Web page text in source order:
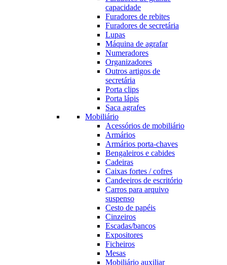
capacidade
Furadores de rebites
Furadores de secretária
Lupas
Máquina de agrafar
Numeradores
Organizadores
Outros artigos de
secretária
Porta clips
Porta lápis
Saca agrafes
Mobiliário
Acessórios de mobiliário
Armários
Armários porta-chaves
Bengaleiros e cabides
Cadeiras
Caixas fortes / cofres
Candeeiros de escritório
Carros para arquivo
suspenso
Cesto de papéis
Cinzeiros
Escadas/bancos
Expositores
Ficheiros
Mesas
Mobiliário auxiliar